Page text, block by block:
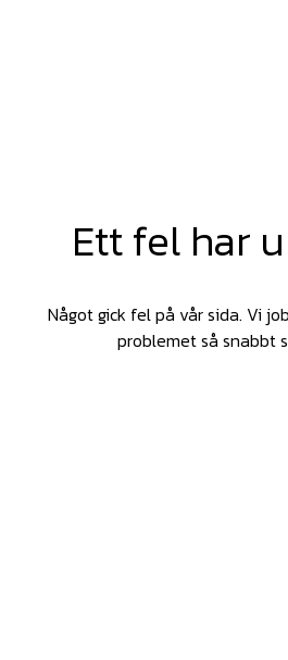
Ett fel har
Något gick fel på vår sida. Vi
problemet så snabbt